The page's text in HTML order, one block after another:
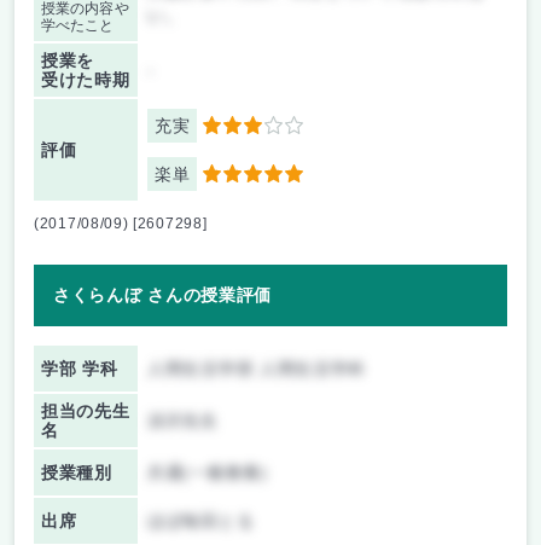
授業の内容や
学べたこと
授業を
受けた時期
評価
充実 3
楽単 5
(2017/08/09) [2607298]
さくらんぼ さんの授業評価
学部 学科
担当の先生
名
授業種別 共通(一般教養)
出席 ほぼ毎回とる